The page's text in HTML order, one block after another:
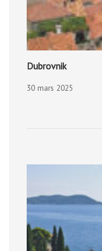
Dubrovnik
30 mars 2025